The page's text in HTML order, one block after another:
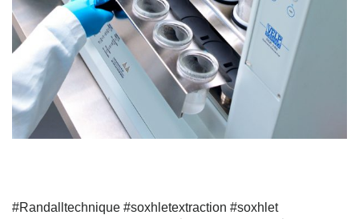
#Randalltechnique #soxhletextraction #soxhlet